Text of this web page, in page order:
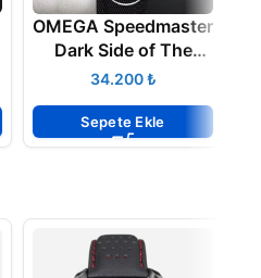
OMEGA Speedmaster
Dark Side of The
Moon Real Ceramic
CLON ETA
₺
Sepete Ekle